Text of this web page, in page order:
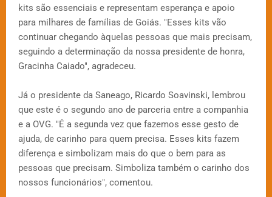
kits são essenciais e representam esperança e apoio
para milhares de famílias de Goiás. "Esses kits vão
continuar chegando àquelas pessoas que mais precisam,
seguindo a determinação da nossa presidente de honra,
Gracinha Caiado", agradeceu.
Já o presidente da Saneago, Ricardo Soavinski, lembrou
que este é o segundo ano de parceria entre a companhia
e a OVG. "É a segunda vez que fazemos esse gesto de
ajuda, de carinho para quem precisa. Esses kits fazem
diferença e simbolizam mais do que o bem para as
pessoas que precisam. Simboliza também o carinho dos
nossos funcionários", comentou.